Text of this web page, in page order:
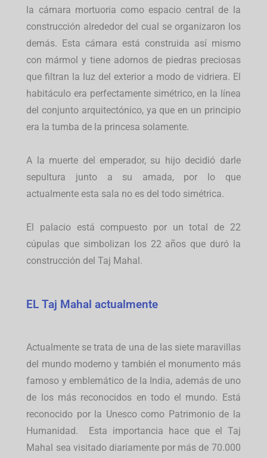
la cámara mortuoria como espacio central de la
construcción alrededor del cual se organizaron los
demás. Esta cámara está construida así mismo
con mármol y tiene adornos de piedras preciosas
que filtran la luz del exterior a modo de vidriera. El
habitáculo era perfectamente simétrico, en la línea
del conjunto arquitectónico, ya que en un principio
era la tumba de la princesa solamente.
A la muerte del emperador, su hijo decidió darle
sepultura junto a su amada, por lo que
actualmente esta sala no es del todo simétrica.
El palacio está compuesto por un total de 22
cúpulas que simbolizan los 22 años que duró la
construcción del Taj Mahal.
EL Taj Mahal actualmente
Actualmente se trata de una de las siete maravillas
del mundo moderno y también el monumento más
famoso y emblemático de la India, además de uno
de los más reconocidos en todo el mundo. Está
reconocido por la Unesco como Patrimonio de la
Humanidad. Esta importancia hace que el Taj
Mahal sea visitado diariamente por más de 70.000